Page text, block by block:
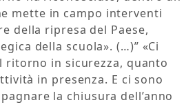
mette in campo interventi
della ripresa del Paese,
della scuola». (…)” «Ci
ritorno in sicurezza, quanto
in presenza. E ci sono
la chiusura dell’anno